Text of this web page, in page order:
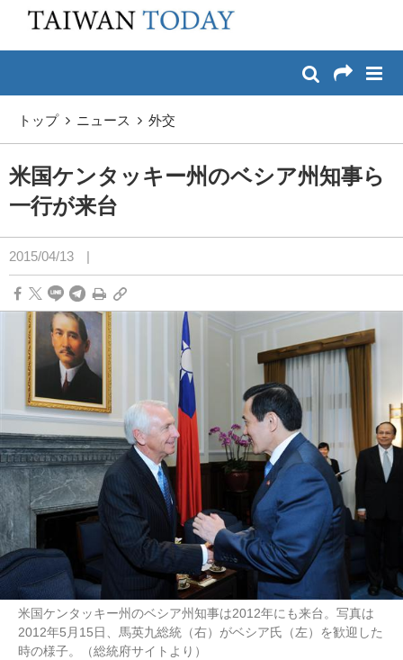
メイン コンテンツへスキップ
トップ ニュース 外交
米国ケンタッキー州のベシア州知事ら
一行が来台
2015/04/13 |
米国ケンタッキー州のベシア州知事は2012年にも来台。写真は
2012年5月15日、馬英九総統（右）がベシア氏（左）を歓迎した
時の様子。（総統府サイトより）